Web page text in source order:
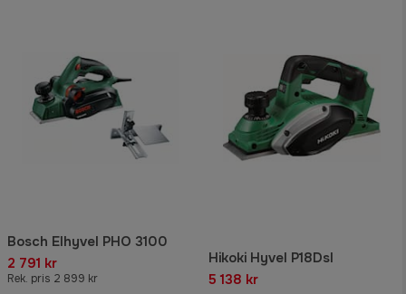
Bosch Elhyvel PHO 3100
2 791 kr
Rek. pris 2 899 kr
Hikoki Hyvel P18Dsl
5 138 kr